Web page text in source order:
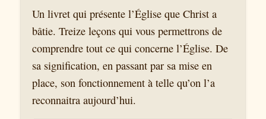
Un livret qui présente l’Église que Christ a
bâtie. Treize leçons qui vous permettrons de
comprendre tout ce qui concerne l’Église. De
sa signification, en passant par sa mise en
place, son fonctionnement à telle qu’on l’a
reconnaitra aujourd’hui.